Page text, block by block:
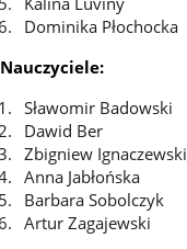
Dominika Płochocka
Nauczyciele:
Sławomir Badowski
Dawid Ber
Zbigniew Ignaczewski
Anna Jabłońska
Barbara Sobolczyk
Artur Zagajewski